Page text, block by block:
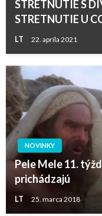
STRETNUTIE S
STRETNUTIE U
LT 22. apríla 2021
NOVINKY
Pele Mele 11.
prichádzajú
LT 25. marca 2018